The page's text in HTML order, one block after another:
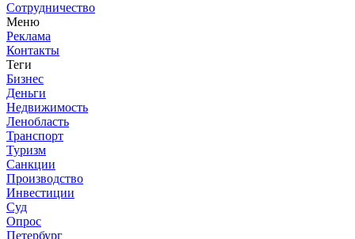
Сотрудничество
Меню
Реклама
Контакты
Теги
Бизнес
Деньги
Недвижимость
Ленобласть
Транспорт
Туризм
Санкции
Производство
Инвестиции
Суд
Опрос
Петербург